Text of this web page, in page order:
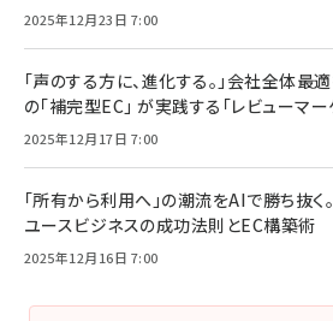
2025年12月23日 7:00
「声のする方に、進化する。」会社全体最
の「補完型EC」 が実践する「レビューマー
2025年12月17日 7:00
「所有から利用へ」の潮流をAIで勝ち抜く
ユースビジネスの成功法則とEC構築術
2025年12月16日 7:00